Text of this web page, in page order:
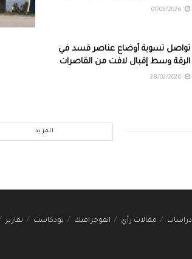
تواصل تسوية أوضاع عناصر قسد في
الرقة وسط إقبال لافت من القاصرات
المزيد
دراسات مقالات رأي انفوجرافيك بودكاست تقارير